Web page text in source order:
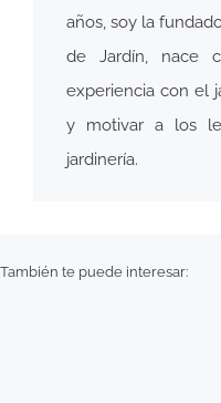
años, soy la
de Jardín, nace
experiencia con el
y motivar a los
jardinería.
También te puede interesar: